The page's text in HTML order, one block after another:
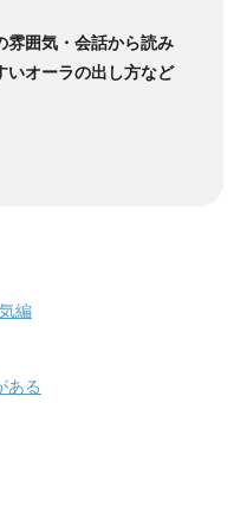
雰囲気・会話から読み
いオーラの出し方など
編
ある